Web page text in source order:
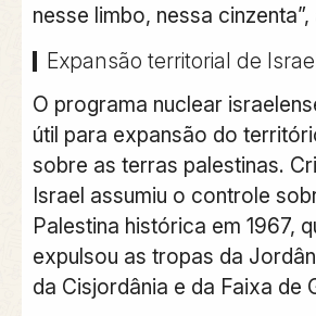
nesse limbo, nessa
Expansão territorial de Israel
O programa nuclear
útil para expansão do
sobre as terras palestinas.
Israel assumiu o controle
Palestina histórica em 1967,
expulsou as tropas da
da Cisjordânia e da Faixa de